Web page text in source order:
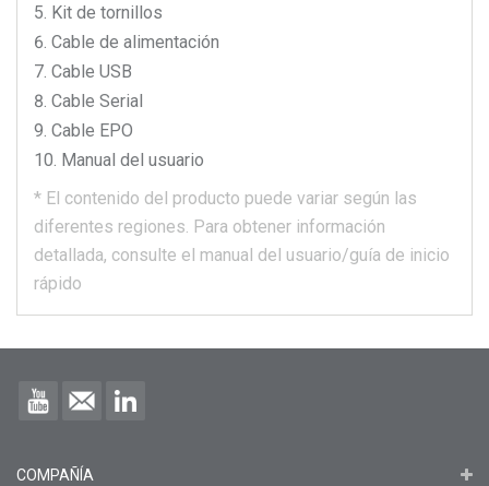
Kit de tornillos
Cable de alimentación
Cable USB
Cable Serial
Cable EPO
Manual del usuario
* El contenido del producto puede variar según las
diferentes regiones. Para obtener información
detallada, consulte el manual del usuario/guía de inicio
rápido
COMPAÑÍA